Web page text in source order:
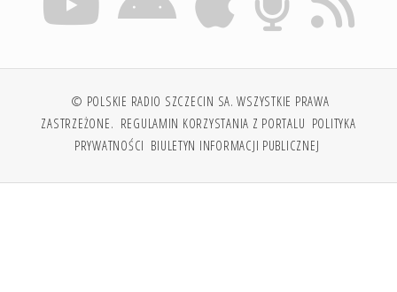
© POLSKIE RADIO SZCZECIN SA. WSZYSTKIE PRAWA
ZASTRZEŻONE. REGULAMIN KORZYSTANIA Z PORTALU POLITYKA
PRYWATNOŚCI BIULETYN INFORMACJI PUBLICZNEJ